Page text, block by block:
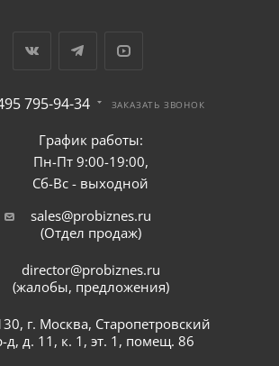
795-94-34 ЗАКАЗАТЬ ЗВОНОК
График работы:
Пн-Пт 9:00-19:00,
Сб-Вс - выходной
sales@probiznes.ru
(Отдел продаж)
director@probiznes.ru
(жалобы, предложения)
г. Москва, Старопетровский
д, д. 11, к. 1, эт. 1, помещ. 86